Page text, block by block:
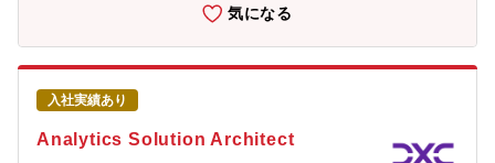
プローチを行う【DXCのカルチャー】以下はDXCのカルチャーを
示す6つのキーワードです。以下に共感いただける方は是非ご応募
ください！①大企業だけどベンチャー大企業の持つ安定感と、ベ
ンチャー企業の持つ挑戦的な側面を兼ね備えています。②身近な
グローバル企業グローバル企業でありながら、社内でのコミュニ
ケーションは基本的には日本語。多様性のあるグローバルな環境
の中で働くことができます。③懐の深い自己実現機会個人の意思
を尊重したキャリア形成を後押しします。手を挙げれば任せても
気になる
入社実績あり
Analytics Solution Architect